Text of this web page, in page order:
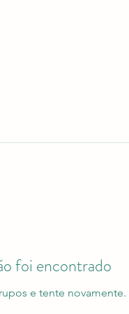
foi encontrado
e tente novamente.